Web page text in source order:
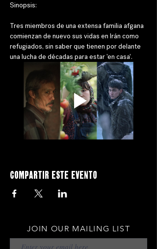
Sinopsis:
Tres miembros de una extensa familia afgana
comienzan de nuevo sus vidas en Irán como
refugiados, sin saber que tienen por delante
una lucha de décadas para estar 'en casa'.
Compartir este evento
JOIN OUR MAILING LIST